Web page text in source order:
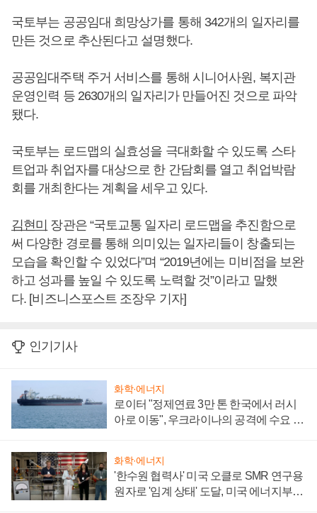
국토부는 공공임대 희망상가를 통해 342개의 일자리를
만든 것으로 추산된다고 설명했다.
공공임대주택 주거 서비스를 통해 시니어사원, 복지관
운영인력 등 2630개의 일자리가 만들어진 것으로 파악
됐다.
국토부는 로드맵의 실효성을 극대화할 수 있도록 스타
트업과 취업자를 대상으로 한 간담회를 열고 취업박람
회를 개최한다는 계획을 세우고 있다.
김현미 장관은 “국토교통 일자리 로드맵을 추진함으로
써 다양한 경로를 통해 의미있는 일자리들이 창출되는
모습을 확인할 수 있었다”며 “2019년에는 미비점을 보완
하고 성과를 높일 수 있도록 노력할 것”이라고 말했
다. [비즈니스포스트 조장우 기자]
인기기사
화학·에너지
로이터 "정제연료 3만 톤 한국에서 러시
아로 이동", 우크라이나의 공격에 수요 늘
화학·에너지
'한수원 협력사' 미국 오클로 SMR 연구용
원자로 '임계 상태' 도달, 미국 에너지부